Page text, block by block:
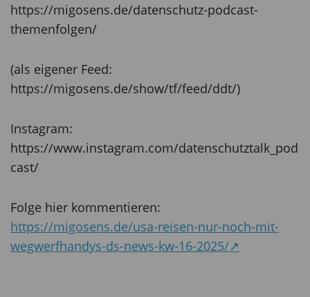
https://migosens.de/datenschutz-podcast-
themenfolgen/
(als eigener Feed:
https://migosens.de/show/tf/feed/ddt/)
Instagram:
https://www.instagram.com/datenschutztalk_pod
cast/
Folge hier kommentieren:
https://migosens.de/usa-reisen-nur-noch-mit-
wegwerfhandys-ds-news-kw-16-2025/↗